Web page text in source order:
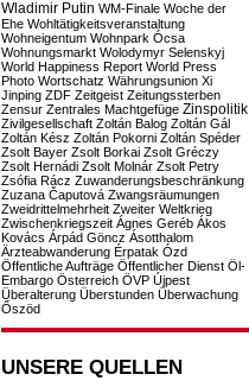
Wladimir Putin WM-Finale Woche der
Ehe Wohltätigkeitsveranstaltung
Wohneigentum Wohnpark Ócsa
Wohnungsmarkt Wolodymyr Selenskyj
World Happiness Report World Press
Photo Wortschatz Währungsunion Xi
Jinping ZDF Zeitgeist Zeitungssterben
Zensur Zentrales Machtgefüge Zinspolitik
Zivilgesellschaft Zoltán Balog Zoltán Gál
Zoltán Kész Zoltán Pokorni Zoltán Spéder
Zsolt Bayer Zsolt Borkai Zsolt Gréczy
Zsolt Hernádi Zsolt Molnár Zsolt Petry
Zsófia Rácz Zuwanderungsbeschränkung
Zuzana Čaputová Zwangsräumungen
Zweidrittelmehrheit Zweiter Weltkrieg
Zwischenkriegszeit Ágnes Geréb Ákos
Kovács Árpád Göncz Ásotthalom
Ärzteabwanderung Érpatak Ózd
Öffentliche Aufträge Öffentlicher Dienst Öl-
Embargo Österreich ÖVP Újpest
Überalterung Überstunden Überwachung
Őszöd
UNSERE QUELLEN